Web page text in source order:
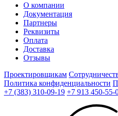
О компании
Документация
Партнеры
Реквизиты
Оплата
Доставка
Отзывы
Проектировщикам
Политика конфиденциальности
+7 (383) 310-09-19 +7 913 450-55-